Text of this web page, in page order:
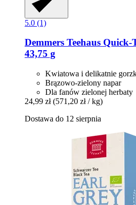
5.0 (1)
Demmers Teehaus Quick-​
43,75 g
Kwiatowa i delikatnie
Brązowo-zielony napar
Dla fanów zielonej herbaty
24,99 zł (571,20 zł / kg)
Dostawa do 12 sierpnia